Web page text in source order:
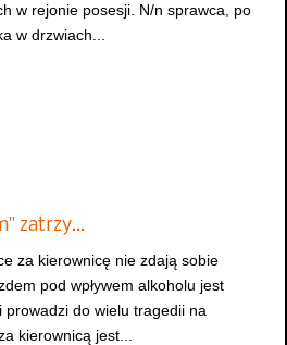
w rejonie posesji. N/n sprawca, po
w drzwiach...
zatrzy…
za kierownicę nie zdają sobie
pod wpływem alkoholu jest
do wielu tragedii na
kierownicą jest...